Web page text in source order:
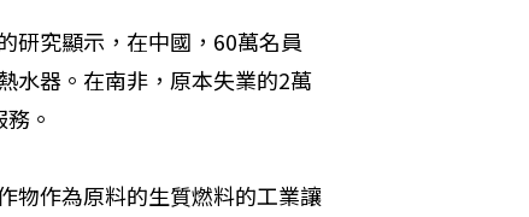
研究顯示，在中國，60萬名員
水器。在南非，原本失業的2萬
。
物作為原料的生質燃料的工業讓